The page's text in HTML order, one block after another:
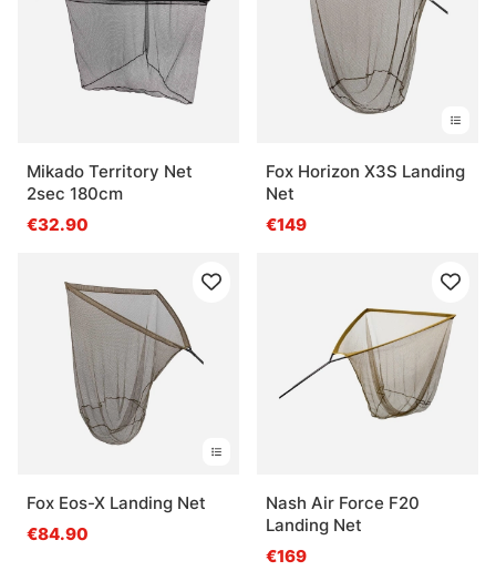
Mikado Territory Net
2sec 180cm
€32.90
Fox Horizon X3S Landing
Net
€149
Fox Eos-X Landing Net
€84.90
Nash Air Force F20
Landing Net
€169